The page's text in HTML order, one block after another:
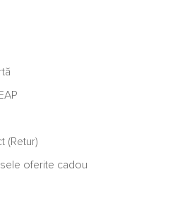
(Retur)
oferite cadou